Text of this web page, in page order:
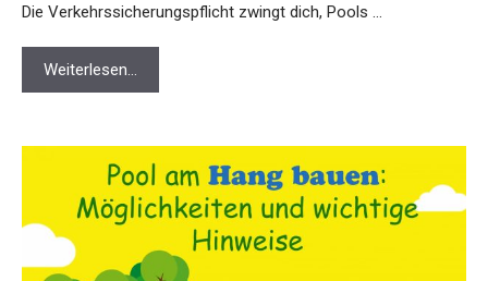
Die Verkehrssicherungspflicht zwingt dich, Pools …
Weiterlesen…